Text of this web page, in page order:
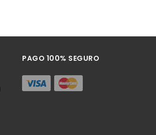
PAGO 100% SEGURO